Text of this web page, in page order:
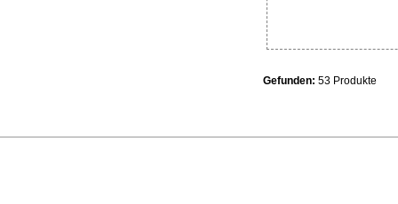
Gefunden: 53 Produkte